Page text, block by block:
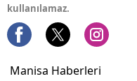
kullanılamaz.
Manisa Haberleri